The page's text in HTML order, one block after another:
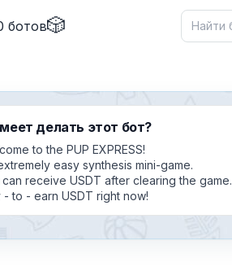
ботов🎲
делать этот бот?
to the PUP EXPRESS!
easy synthesis mini-game.
can receive USDT after clearing the game.
- to - earn USDT right now!